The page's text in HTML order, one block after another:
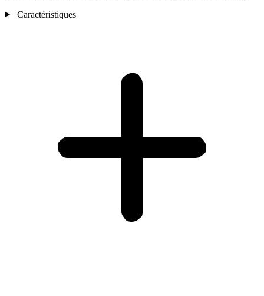
Caractéristiques